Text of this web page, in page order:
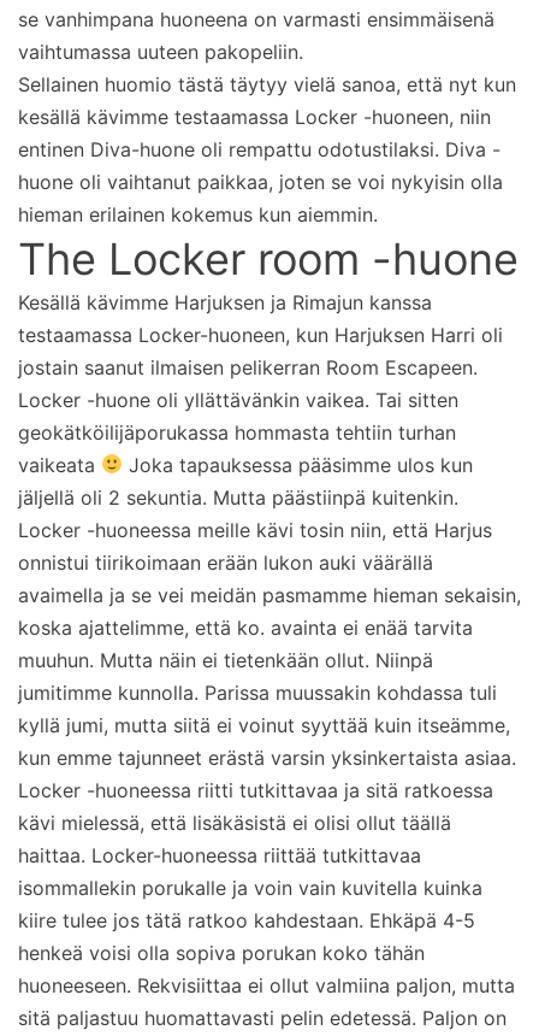
se vanhimpana huoneena on varmasti ensimmäisenä
vaihtumassa uuteen pakopeliin.
Sellainen huomio tästä täytyy vielä sanoa, että nyt kun
kesällä kävimme testaamassa Locker -huoneen, niin
entinen Diva-huone oli rempattu odotustilaksi. Diva -
huone oli vaihtanut paikkaa, joten se voi nykyisin olla
hieman erilainen kokemus kun aiemmin.
The Locker room -huone
Kesällä kävimme Harjuksen ja Rimajun kanssa
testaamassa Locker-huoneen, kun Harjuksen Harri oli
jostain saanut ilmaisen pelikerran Room Escapeen.
Locker -huone oli yllättävänkin vaikea. Tai sitten
geokätköilijäporukassa hommasta tehtiin turhan
vaikeata
Joka tapauksessa pääsimme ulos kun
jäljellä oli 2 sekuntia. Mutta päästiinpä kuitenkin.
Locker -huoneessa meille kävi tosin niin, että Harjus
onnistui tiirikoimaan erään lukon auki väärällä
avaimella ja se vei meidän pasmamme hieman sekaisin,
koska ajattelimme, että ko. avainta ei enää tarvita
muuhun. Mutta näin ei tietenkään ollut. Niinpä
jumitimme kunnolla. Parissa muussakin kohdassa tuli
kyllä jumi, mutta siitä ei voinut syyttää kuin itseämme,
kun emme tajunneet erästä varsin yksinkertaista asiaa.
Locker -huoneessa riitti tutkittavaa ja sitä ratkoessa
kävi mielessä, että lisäkäsistä ei olisi ollut täällä
haittaa. Locker-huoneessa riittää tutkittavaa
isommallekin porukalle ja voin vain kuvitella kuinka
kiire tulee jos tätä ratkoo kahdestaan. Ehkäpä 4-5
henkeä voisi olla sopiva porukan koko tähän
huoneeseen. Rekvisiittaa ei ollut valmiina paljon, mutta
sitä paljastuu huomattavasti pelin edetessä. Paljon on